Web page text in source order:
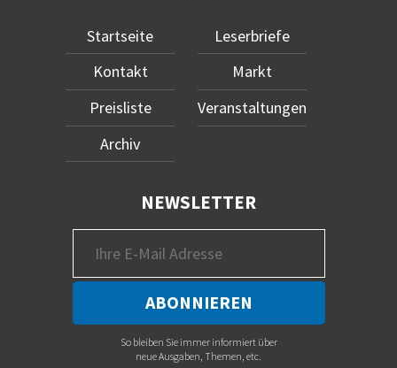
Startseite
Kontakt
Preisliste
Archiv
Leserbriefe
Markt
Veranstaltungen
NEWSLETTER
So bleiben Sie immer informiert über
neue Ausgaben, Themen, etc.